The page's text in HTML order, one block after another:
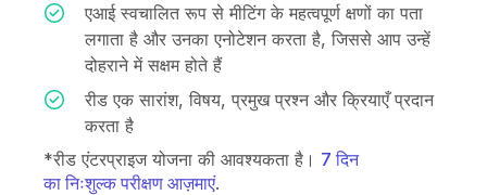
एआई स्वचालित रूप से मीटिंग के महत्वपूर्ण क्षणों का पता
लगाता है और उनका एनोटेशन करता है, जिससे आप उन्हें
दोहराने में सक्षम होते हैं
रीड एक सारांश, विषय, प्रमुख प्रश्न और क्रियाएँ प्रदान
करता है
*रीड एंटरप्राइज योजना की आवश्यकता है। 7 दिन
का निःशुल्क परीक्षण आज़माएं.